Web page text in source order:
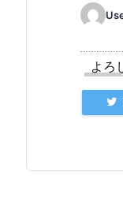
よろ